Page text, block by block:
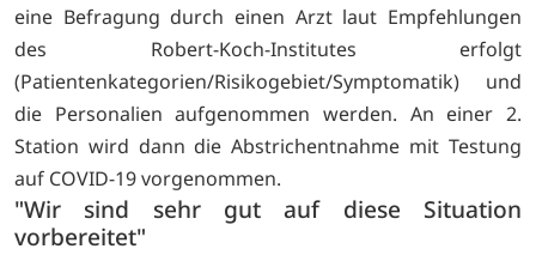
eine Befragung durch einen Arzt laut Empfehlungen
des Robert-Koch-Institutes erfolgt
(Patientenkategorien/Risikogebiet/Symptomatik) und
die Personalien aufgenommen werden. An einer 2.
Station wird dann die Abstrichentnahme mit Testung
auf COVID-19 vorgenommen.
"Wir sind sehr gut auf diese Situation
vorbereitet"